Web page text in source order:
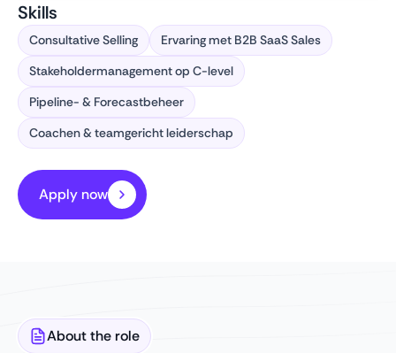
Skills
Consultative Selling
Ervaring met B2B SaaS Sales
Stakeholdermanagement op C-level
Pipeline- & Forecastbeheer
Coachen & teamgericht leiderschap
Apply now
About the role